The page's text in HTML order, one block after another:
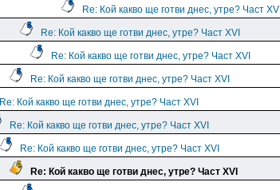
Re: Кой какво ще готви днес, утре? Част XVI
Re: Кой какво ще готви днес, утре? Част XVI
Re: Кой какво ще готви днес, утре? Част XVI
Re: Кой какво ще готви днес, утре? Част XVI
Re: Кой какво ще готви днес, утре? Част XVI
Re: Кой какво ще готви днес, утре? Част XVI
Re: Кой какво ще готви днес, утре? Част XVI
Re: Кой какво ще готви днес, утре? Част XVI